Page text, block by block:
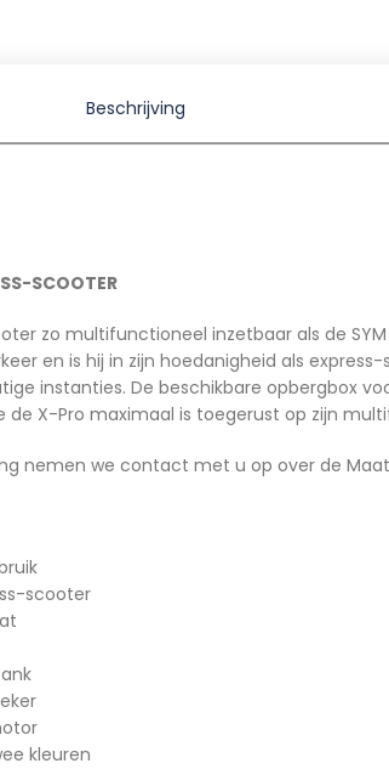
Beschrijving
SCOOTER
zo multifunctioneel inzetbaar als de
en is hij in zijn hoedanigheid als
instanties. De beschikbare opbergbox
de X-Pro maximaal is toegerust op zijn
nemen we contact met u op over de
scooter
kleuren